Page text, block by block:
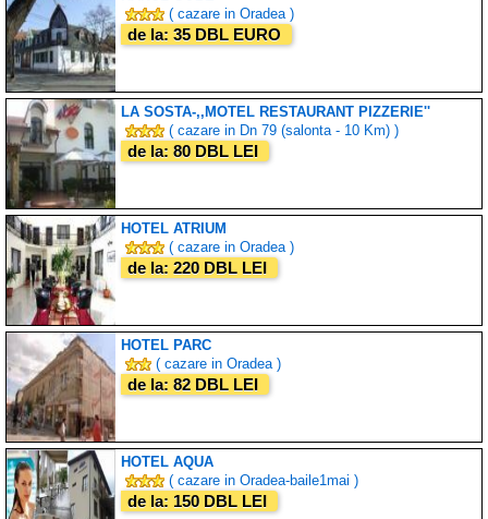
( cazare in Oradea )
de la: 35 DBL EURO
LA SOSTA-,,MOTEL RESTAURANT PIZZERIE''
( cazare in Dn 79 (salonta - 10 Km) )
de la: 80 DBL LEI
HOTEL ATRIUM
( cazare in Oradea )
de la: 220 DBL LEI
HOTEL PARC
( cazare in Oradea )
de la: 82 DBL LEI
HOTEL AQUA
( cazare in Oradea-baile1mai )
de la: 150 DBL LEI